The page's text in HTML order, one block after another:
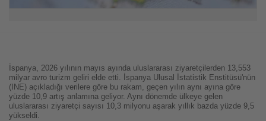
İspanya, 2026 yılının mayıs ayında uluslararası ziyaretçilerden 13,553
milyar avro turizm geliri elde etti. İspanya Ulusal İstatistik Enstitüsü'nün
(INE) açıkladığı verilere göre bu rakam, geçen yılın aynı ayına göre
yüzde 10,9 artış anlamına geliyor. Aynı dönemde ülkeye gelen
uluslararası ziyaretçi sayısı 10,3 milyonu aşarak yıllık bazda yüzde 9,5
yükseldi.